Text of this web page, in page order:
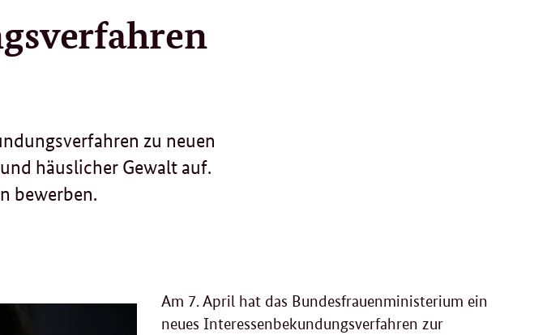
zu neuen
häuslicher Gewalt auf.
bewerben.
Am 7. April hat das Bundesfrauenministerium ein
neues Interessenbekundungsverfahren zur